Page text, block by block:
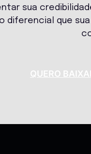
sua
diferencial que
QUERO